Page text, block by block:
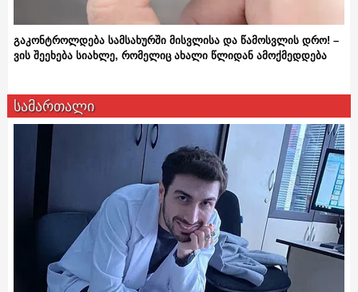
გაკონტროლდება სამსახურში მისვლისა და წამოსვლის დრო! –
ვის შეეხება სიახლე, რომელიც ახალი წლიდან ამოქმედდება
სამართალი